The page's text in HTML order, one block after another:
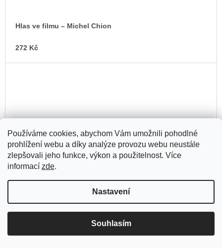
Používáme cookies, abychom Vám umožnili pohodlné
prohlížení webu a díky analýze provozu webu neustále
zlepšovali jeho funkce, výkon a použitelnost. Více
informací zde.
Nastavení
Souhlasím
Hlas ve filmu – ⁠Michel Chion
272 Kč